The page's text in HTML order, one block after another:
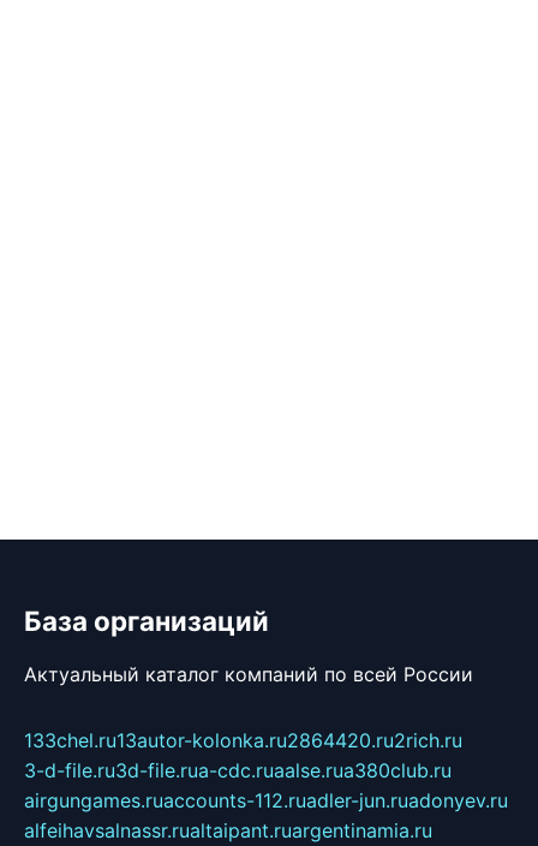
База организаций
Актуальный каталог компаний по всей России
133chel.ru13autor-kolonka.ru2864420.ru2rich.ru
3-d-file.ru3d-file.rua-cdc.ruaalse.rua380club.ru
airgungames.ruaccounts-112.ruadler-jun.ruadonyev.ru
alfeihavsalnassr.rualtaipant.ruargentinamia.ru